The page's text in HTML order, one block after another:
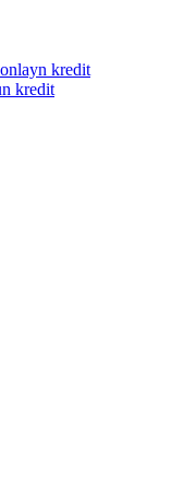
kredit
kredit